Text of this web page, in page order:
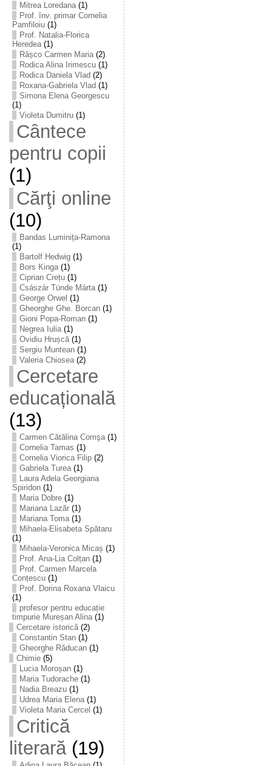
Mitrea Loredana(1)
Prof. înv. primar Cornelia
Pamfiloiu(1)
Prof. Natalia-Florica
Heredea(1)
Râșco Carmen Maria(2)
Rodica Alina Irimescu(1)
Rodica Daniela Vlad (2)
Roxana-Gabriela Vlad (1)
Simona Elena Georgescu
(1)
Violeta Dumitru(1)
Cântece
pentru copii
(1)
Cărţi online
(10)
Bandas Luminița-Ramona
(1)
Bartolf Hedwig(1)
Bors Kinga(1)
Ciprian Crețu(1)
Császár Tünde Márta(1)
George Orwel (1)
Gheorghe Ghe. Borcan(1)
Gioni Popa-Roman(1)
Negrea Iulia(1)
Ovidiu Hrușcă(1)
Sergiu Muntean(1)
Valeria Chiosea(2)
Cercetare
educațională
(13)
Carmen Cătălina Comşa(1)
Cornelia Tamas (1)
Cornelia Viorica Filip(2)
Gabriela Turea(1)
Laura Adela Georgiana
Spiridon(1)
Maria Dobre(1)
Mariana Lazăr(1)
Mariana Toma(1)
Mihaela-Elisabeta Spătaru
(1)
Mihaela-Veronica Micaș (1)
Prof. Ana-Lia Colțan(1)
Prof. Carmen Marcela
Conțescu(1)
Prof. Dorina Roxana Vlaicu
(1)
profesor pentru educație
timpurie Mureșan Alina(1)
Cercetare istorică(2)
Constantin Stan(1)
Gheorghe Răducan(1)
Chimie(5)
Lucia Moroșan(1)
Maria Tudorache(1)
Nadia Breazu(1)
Udrea Maria Elena(1)
Violeta Maria Cercel (1)
Critică
literară(19)